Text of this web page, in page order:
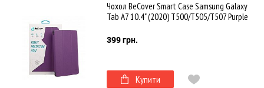
Чохол BeCover Smart Case Samsung Galaxy
Tab A7 10.4" (2020) T500/T505/T507 Purple
399 грн.
Купити